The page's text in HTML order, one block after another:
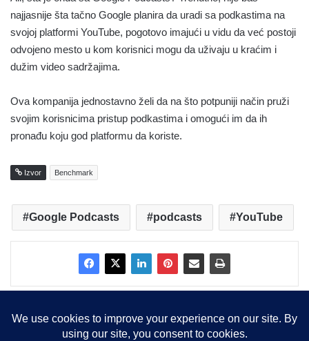
najjasnije šta tačno Google planira da uradi sa podkastima na
svojoj platformi YouTube, pogotovo imajući u vidu da već postoji
odvojeno mesto u kom korisnici mogu da uživaju u kraćim i
dužim video sadržajima.
Ova kompanija jednostavno želi da na što potpuniji način pruži
svojim korisnicima pristup podkastima i omogući im da ih
pronađu koju god platformu da koriste.
Izvor Benchmark
Google Podcasts podcasts YouTube
Copyright © 2015-2025, Sva prava zadržana | LBS Team d.o.o.